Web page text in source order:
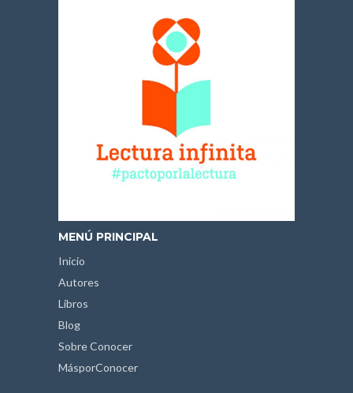
MENÚ PRINCIPAL
Inicio
Autores
Libros
Blog
Sobre Conocer
MásporConocer